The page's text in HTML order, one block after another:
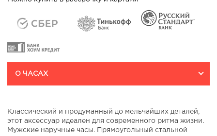
О ЧАСАХ
Классический и продуманный до мельчайших деталей,
этот аксессуар идеален для современного ритма жизни.
Мужские наручные часы. Прямоугольный стальной